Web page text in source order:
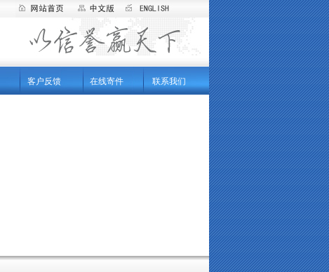
客户反馈 在线寄件 联系我们